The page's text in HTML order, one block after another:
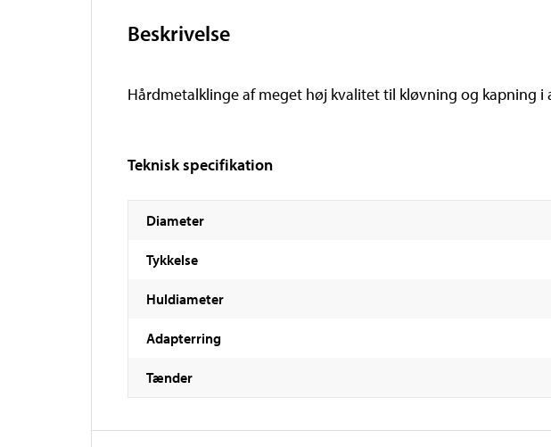
Beskrivelse
Hårdmetalklinge af meget høj kvalitet til kløvning og kapning
Teknisk specifikation
Diameter
Tykkelse
Huldiameter
Adapterring
Tænder